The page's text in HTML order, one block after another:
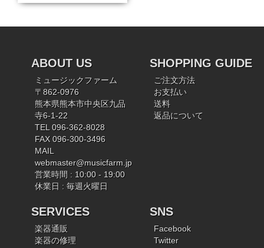
ABOUT US
ミュージックファーム
〒862-0976
熊本県熊本市中央区九品
寺6-1-22
TEL 096-362-8028
FAX 096-300-3496
MAIL
webmaster@musicfarm.jp
営業時間 : 10:00 - 19:00
休業日 : 毎週火曜日
SHOPPING GUIDE
ご注文方法
お支払い
送料
返品について
SERVICES
楽器通販
楽器の修理
SNS
Facebook
Twitter